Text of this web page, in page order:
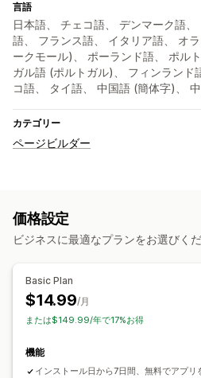
言語
日本語、 チェコ語、 デンマーク語
語、 フランス語、 イタリア語、 オ
ークモール)、 ポーランド語、 ポル
ガル語 (ポルトガル)、 フィンランド
コ語、 タイ語、 中国語 (簡体字)、
カテゴリー
ページビルダー
ページ管理
価格設定
ビジネスに最適なプランをお選びくだ
Basic Plan
$14.99/月
または$149.99/年で17%お得
機能
インストール日から7日間、無料でアプリ